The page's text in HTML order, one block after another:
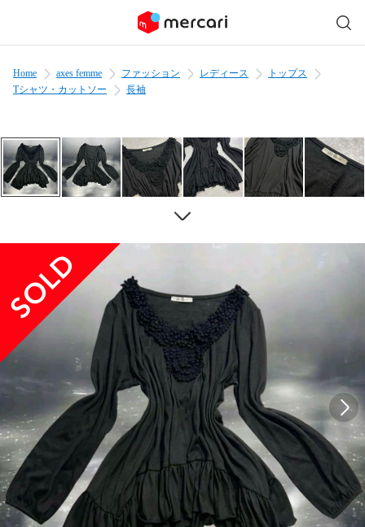
Home axes femme ファッション レディース
トップス
Tシャツ・カットソー
長袖